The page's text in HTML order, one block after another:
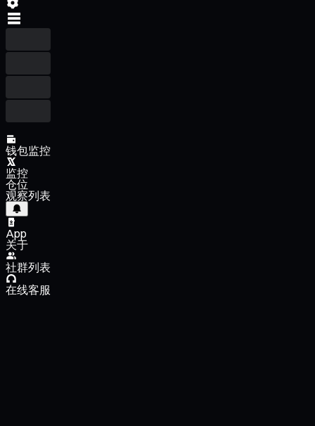
钱包监控
监控
仓位
观察列表
App
关于
社群列表
在线客服